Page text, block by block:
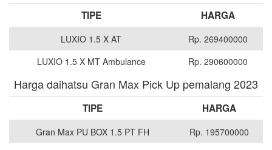
TIPE HARGA
LUXIO 1.5 X AT
Rp. 269400000
LUXIO 1.5 X MT Ambulance
Rp. 290600000
Harga daihatsu Gran Max Pick Up pemalang 2023
TIPE HARGA
Gran Max PU BOX 1.5 PT FH Rp. 195700000